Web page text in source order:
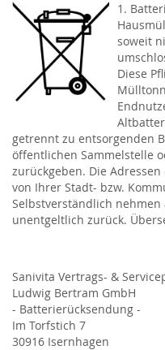
1.
soweit
Diese
getrennt zu entsorgenden
öffentlichen Sammelstelle
zurückgeben. Die
von Ihrer Stadt- bzw.
Selbstverständlich
unentgeltlich zurück.
Sanivita Vertrags- &
Ludwig Bertram GmbH
- Batterierücksendung -
Im Torfstich 7
30916 Isernhagen